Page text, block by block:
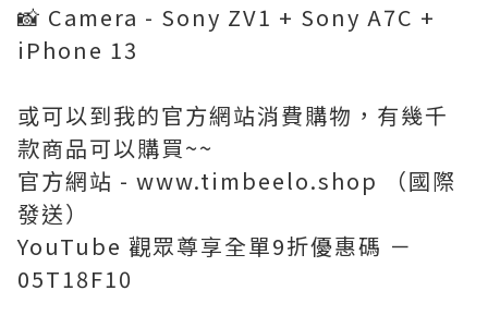
📸 Camera - Sony ZV1 + Sony A7C +
iPhone 13
或可以到我的官方網站消費購物，有幾千
款商品可以購買~~
官方網站 - www.timbeelo.shop （國際
發送）
YouTube 觀眾尊享全單9折優惠碼 －
05T18F10